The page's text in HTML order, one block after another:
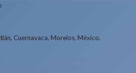
Cuernavaca, Morelos, México.